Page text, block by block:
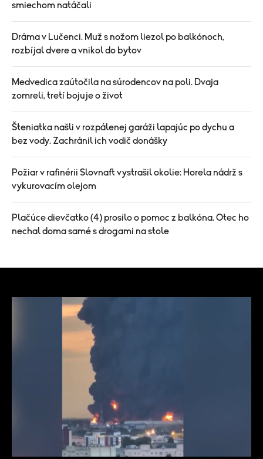
smiechom natáčali
Dráma v Lučenci. Muž s nožom liezol po balkónoch,
rozbíjal dvere a vnikol do bytov
Medvedica zaútočila na súrodencov na poli. Dvaja
zomreli, tretí bojuje o život
Šteniatka našli v rozpálenej garáži lapajúc po dychu a
bez vody. Zachránil ich vodič donášky
Požiar v rafinérii Slovnaft vystrašil okolie: Horela nádrž s
vykurovacím olejom
Plačúce dievčatko (4) prosilo o pomoc z balkóna. Otec ho
nechal doma samé s drogami na stole